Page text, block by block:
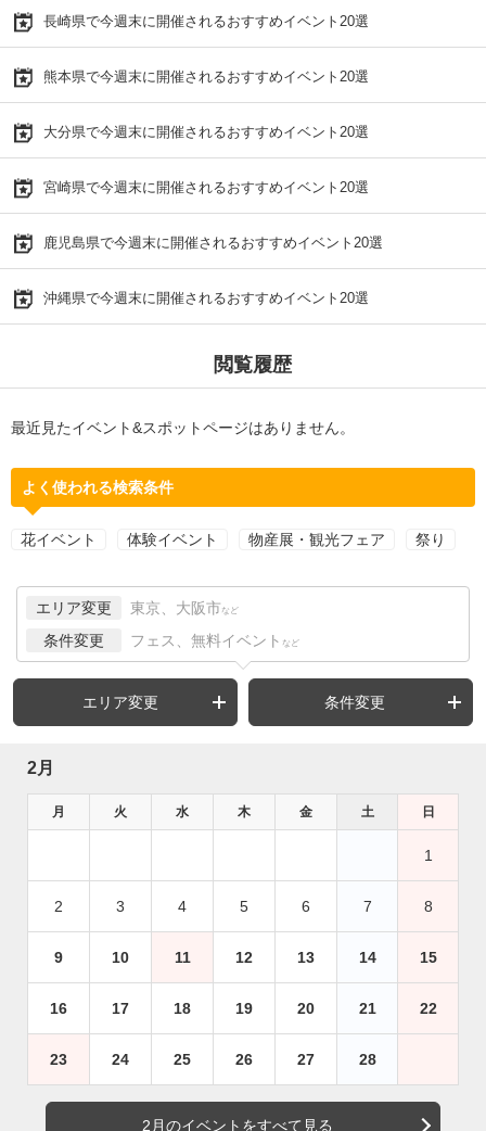
長崎県で今週末に開催されるおすすめイベント20選
熊本県で今週末に開催されるおすすめイベント20選
大分県で今週末に開催されるおすすめイベント20選
宮崎県で今週末に開催されるおすすめイベント20選
鹿児島県で今週末に開催されるおすすめイベント20選
沖縄県で今週末に開催されるおすすめイベント20選
閲覧履歴
最近見たイベント&スポットページはありません。
よく使われる検索条件
花イベント 体験イベント 物産展・観光フェア 祭り
エリア変更 東京、大阪市 など
条件変更 フェス、無料イベント など
エリア変更 条件変更
2月
月 火 水 木 金 土 日
1
2 3 4 5 6 7 8
9 10 11 12 13 14 15
16 17 18 19 20 21 22
23 24 25 26 27 28
2月のイベントをすべて見る